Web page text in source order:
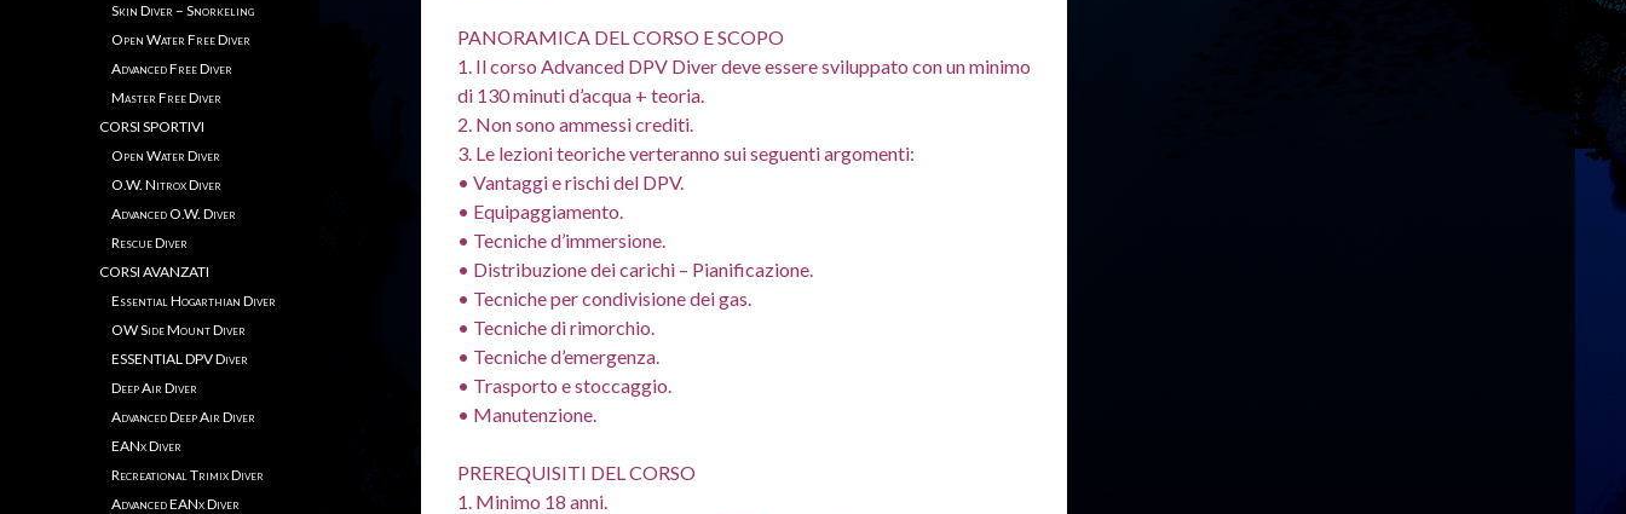
PANORAMICA DEL CORSO E SCOPO
1. Il corso Advanced DPV Diver deve essere sviluppato con un minimo
di 130 minuti d’acqua + teoria.
2. Non sono ammessi crediti.
3. Le lezioni teoriche verteranno sui seguenti argomenti:
• Vantaggi e rischi del DPV.
• Equipaggiamento.
• Tecniche d’immersione.
• Distribuzione dei carichi – Pianificazione.
• Tecniche per condivisione dei gas.
• Tecniche di rimorchio.
• Tecniche d’emergenza.
• Trasporto e stoccaggio.
• Manutenzione.
PREREQUISITI DEL CORSO
1. Minimo 18 anni.
Skin Diver – Snorkeling
Open Water Free Diver
Advanced Free Diver
Master Free Diver
CORSI SPORTIVI
Open Water Diver
O.W. Nitrox Diver
Advanced O.W. Diver
Rescue Diver
CORSI AVANZATI
Essential Hogarthian Diver
OW Side Mount Diver
ESSENTIAL DPV Diver
Deep Air Diver
Advanced Deep Air Diver
EANx Diver
Recreational Trimix Diver
Advanced EANx Diver